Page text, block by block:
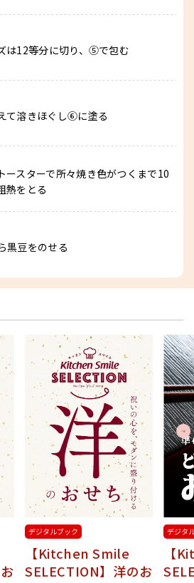
は12等分に切り、⑤で包む
て溶きほぐし⑥に塗る
スターで所々焼き色がつくまで10
熱をとる
黒豆をのせる
デジタルブック
【Kitchen Smile
SELECTION】洋のお
デジタ
【
Next